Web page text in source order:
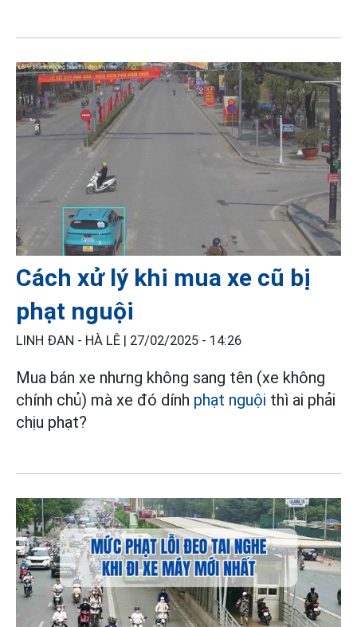
Cách xử lý khi mua xe cũ bị
phạt nguội
LINH ĐAN - HÀ LÊ | 27/02/2025 - 14:26
Mua bán xe nhưng không sang tên (xe không
chính chủ) mà xe đó dính phạt nguội thì ai phải
chịu phạt?